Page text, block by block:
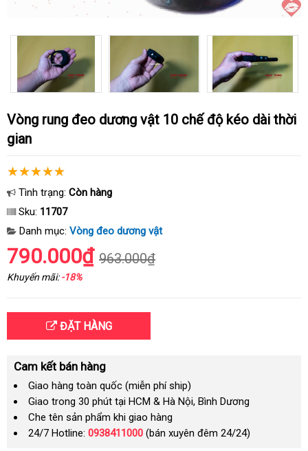
Vòng rung đeo dương vật 10 chế độ kéo dài thời
gian
Tình trạng: Còn hàng
Sku: 11707
Danh mục: Vòng đeo dương vật
790.000₫ 963.000₫
Khuyến mãi:-18%
ĐẶT HÀNG
Cam kết bán hàng
Giao hàng toàn quốc (miễn phí ship)
Giao trong 30 phút tại HCM & Hà Nội, Bình Dương
Che tên sản phẩm khi giao hàng
24/7 Hotline: 0938411000 (bán xuyên đêm 24/24)